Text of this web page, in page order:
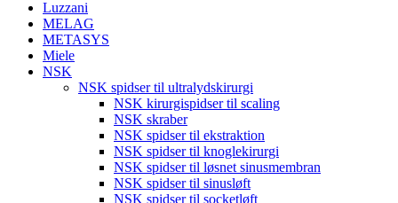
Luzzani
MELAG
METASYS
Miele
NSK
NSK spidser til ultralydskirurgi
NSK kirurgispidser til scaling
NSK skraber
NSK spidser til ekstraktion
NSK spidser til knoglekirurgi
NSK spidser til løsnet sinusmembran
NSK spidser til sinusløft
NSK spidser til socketløft